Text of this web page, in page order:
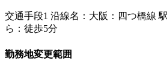
交通手段1 沿線名：大阪：四つ橋線
ら：徒歩5分
勤務地変更範囲